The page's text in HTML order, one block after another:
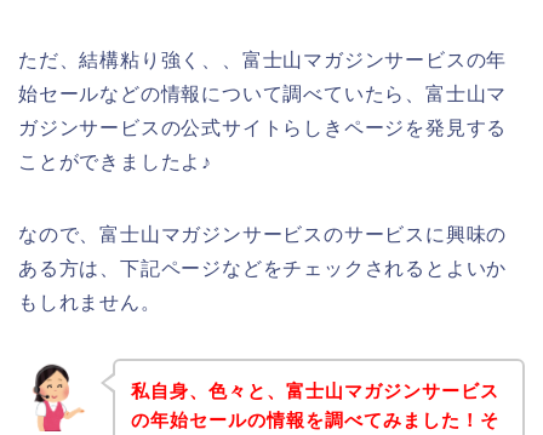
ただ、結構粘り強く、、富士山マガジンサービスの年
始セールなどの情報について調べていたら、富士山マ
ガジンサービスの公式サイトらしきページを発見する
ことができましたよ♪
なので、富士山マガジンサービスのサービスに興味の
ある方は、下記ページなどをチェックされるとよいか
もしれません。
私自身、色々と、富士山マガジンサービス
の年始セールの情報を調べてみました！そ